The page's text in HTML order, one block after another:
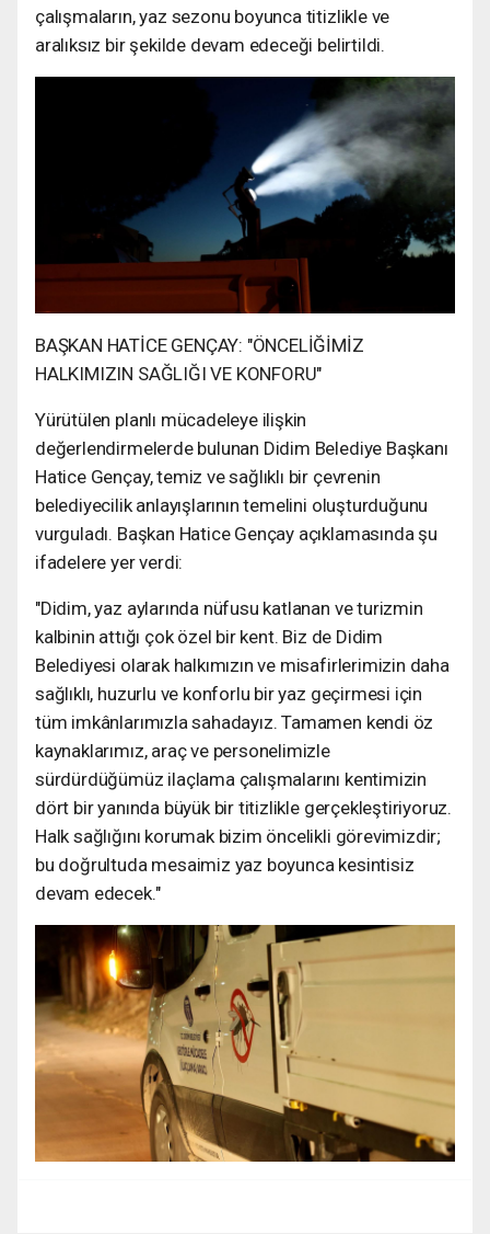
çalışmaların, yaz sezonu boyunca titizlikle ve
aralıksız bir şekilde devam edeceği belirtildi.
BAŞKAN HATİCE GENÇAY: "ÖNCELİĞİMİZ
HALKIMIZIN SAĞLIĞI VE KONFORU"
Yürütülen planlı mücadeleye ilişkin
değerlendirmelerde bulunan Didim Belediye Başkanı
Hatice Gençay, temiz ve sağlıklı bir çevrenin
belediyecilik anlayışlarının temelini oluşturduğunu
vurguladı. Başkan Hatice Gençay açıklamasında şu
ifadelere yer verdi:
"Didim, yaz aylarında nüfusu katlanan ve turizmin
kalbinin attığı çok özel bir kent. Biz de Didim
Belediyesi olarak halkımızın ve misafirlerimizin daha
sağlıklı, huzurlu ve konforlu bir yaz geçirmesi için
tüm imkânlarımızla sahadayız. Tamamen kendi öz
kaynaklarımız, araç ve personelimizle
sürdürdüğümüz ilaçlama çalışmalarını kentimizin
dört bir yanında büyük bir titizlikle gerçekleştiriyoruz.
Halk sağlığını korumak bizim öncelikli görevimizdir;
bu doğrultuda mesaimiz yaz boyunca kesintisiz
devam edecek."